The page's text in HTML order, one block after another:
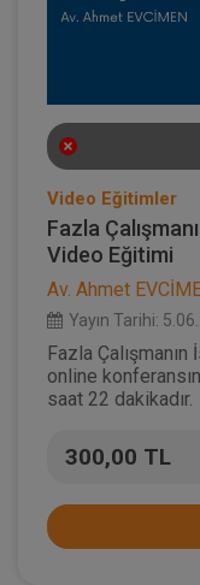
Video Eğitimler
Fazla
Video Eğitimi
Av. Ahmet
Yayın Tarihi:
Fazla
online
saat 22 dakikadır.
300,00 TL